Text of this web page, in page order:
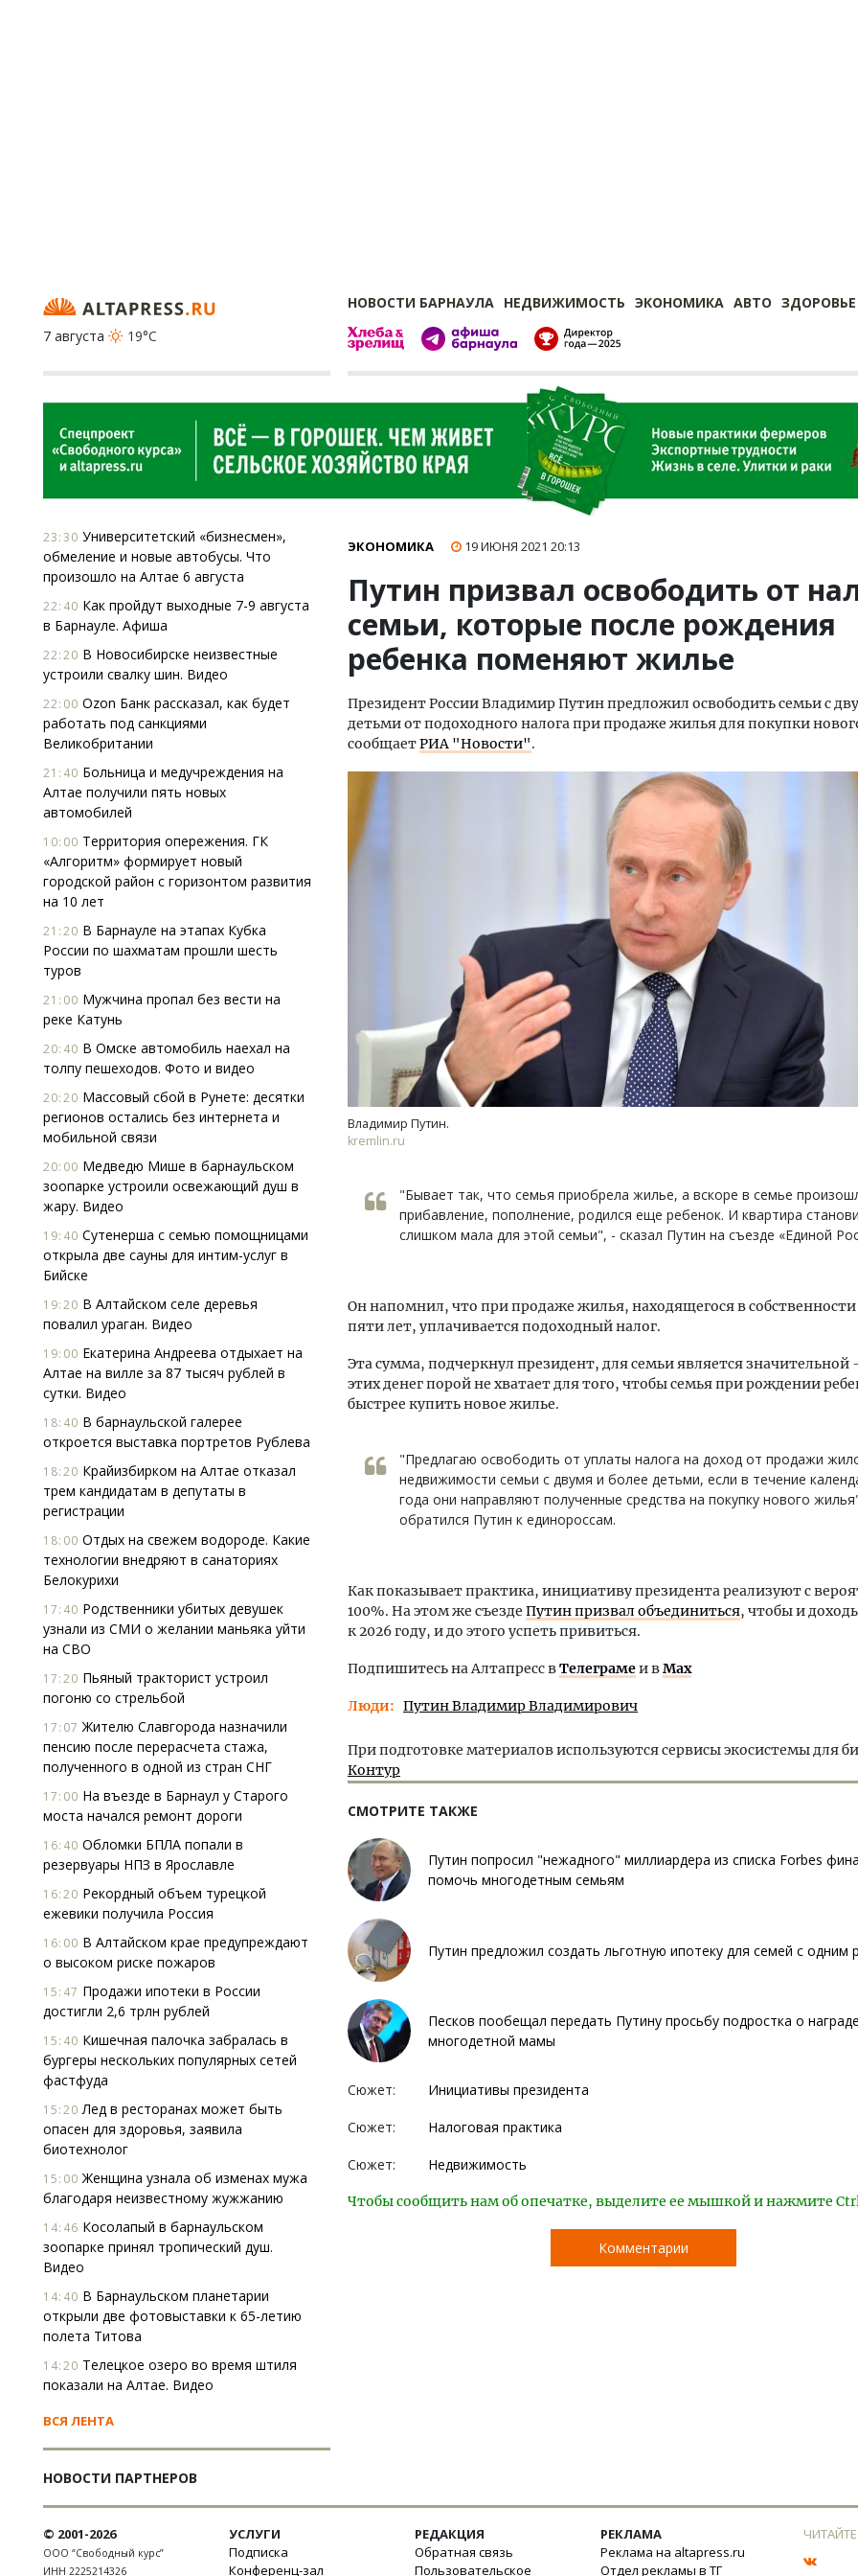
НОВОСТИ БАРНАУЛА НЕДВИЖИМОСТЬ ЭКОНОМИКА АВТО ЗДОРОВЬЕ
7 августа
19°C
23:30 Университетский «бизнесмен»,
обмеление и новые автобусы. Что
произошло на Алтае 6 августа
22:40 Как пройдут выходные 7-9 августа
в Барнауле. Афиша
22:20 В Новосибирске неизвестные
устроили свалку шин. Видео
22:00 Ozon Банк рассказал, как будет
работать под санкциями
Великобритании
21:40 Больница и медучреждения на
Алтае получили пять новых
автомобилей
10:00 Территория опережения. ГК
«Алгоритм» формирует новый
городской район с горизонтом развития
на 10 лет
21:20 В Барнауле на этапах Кубка
России по шахматам прошли шесть
туров
21:00 Мужчина пропал без вести на
реке Катунь
20:40 В Омске автомобиль наехал на
толпу пешеходов. Фото и видео
20:20 Массовый сбой в Рунете: десятки
регионов остались без интернета и
мобильной связи
20:00 Медведю Мише в барнаульском
зоопарке устроили освежающий душ в
жару. Видео
19:40 Сутенерша с семью помощницами
открыла две сауны для интим-услуг в
Бийске
19:20 В Алтайском селе деревья
повалил ураган. Видео
19:00 Екатерина Андреева отдыхает на
Алтае на вилле за 87 тысяч рублей в
сутки. Видео
18:40 В барнаульской галерее
откроется выставка портретов Рублева
18:20 Крайизбирком на Алтае отказал
трем кандидатам в депутаты в
регистрации
18:00 Отдых на свежем водороде. Какие
технологии внедряют в санаториях
Белокурихи
17:40 Родственники убитых девушек
узнали из СМИ о желании маньяка уйти
на СВО
17:20 Пьяный тракторист устроил
погоню со стрельбой
17:07 Жителю Славгорода назначили
пенсию после перерасчета стажа,
полученного в одной из стран СНГ
17:00 На въезде в Барнаул у Старого
моста начался ремонт дороги
16:40 Обломки БПЛА попали в
резервуары НПЗ в Ярославле
16:20 Рекордный объем турецкой
ежевики получила Россия
16:00 В Алтайском крае предупреждают
о высоком риске пожаров
15:47 Продажи ипотеки в России
достигли 2,6 трлн рублей
15:40 Кишечная палочка забралась в
бургеры нескольких популярных сетей
фастфуда
15:20 Лед в ресторанах может быть
опасен для здоровья, заявила
биотехнолог
15:00 Женщина узнала об изменах мужа
благодаря неизвестному жужжанию
14:46 Косолапый в барнаульском
зоопарке принял тропический душ.
Видео
14:40 В Барнаульском планетарии
открыли две фотовыставки к 65-летию
полета Титова
14:20 Телецкое озеро во время штиля
показали на Алтае. Видео
ВСЯ ЛЕНТА
НОВОСТИ ПАРТНЕРОВ
ЭКОНОМИКА 19 ИЮНЯ 2021 20:13
Путин призвал освободить от
семьи, которые после рождения
ребенка поменяют жилье
Президент России Владимир Путин предложил освободить семьи с
детьми от подоходного налога при продаже жилья для покупки
сообщаетРИА "Новости".
Владимир Путин.
kremlin.ru
"Бывает так, что семья приобрела жилье, а вскоре в семье
прибавление, пополнение, родился еще ребенок. И квартира
слишком мала для этой семьи", - сказал Путин на съезде «Единой
Он напомнил, что при продаже жилья, находящегося в
пяти лет, уплачивается подоходный налог.
Эта сумма, подчеркнул президент, для семьи является
этих денег порой не хватает для того, чтобы семья при рождении
быстрее купить новое жилье.
"Предлагаю освободить от уплаты налога на доход от продажи
недвижимости семьи с двумя и более детьми, если в течение
года они направляют полученные средства на покупку нового
обратился Путин к единороссам.
Как показывает практика, инициативу президента реализуют с
100%. На этом же съезде Путин призвал объединиться, чтобы и
к 2026 году, и до этого успеть привиться.
Подпишитесь на Алтапресс вТелеграмеи вMax
Люди Путин Владимир Владимирович
При подготовке материалов используются сервисы экосистемы для
Контур
СМОТРИТЕ ТАКЖЕ
Путин попросил "нежадного" миллиардера из списка Forbes
помочь многодетным семьям
Путин предложил создать льготную ипотеку для семей с одним
Песков пообещал передать Путину просьбу подростка о
многодетной мамы
Сюжет: Инициативы президента
Сюжет: Налоговая практика
Сюжет: Недвижимость
Чтобы сообщить нам об опечатке, выделите ее мышкой и нажмите
Комментарии
Двухуровневые номера и вид на горы.
Каким будет новый бутик-отель
«Белкур» в Белокурихе
ДОМА И КВАРТИРЫ
Архитектурный код начинается с
земли. Мощение крупноформатными
плитами становится новым
стандартом благоустройства
СТРОИТЕЛЬСТВО
© 2001-2026
ООО “Свободный курс”
ИНН 2225214326
УСЛУГИ
Подписка
Конференц-зал
РЕДАКЦИЯ
Обратная связь
Пользовательское
РЕКЛАМА
Реклама на altapress.ru
Отдел рекламы в ТГ